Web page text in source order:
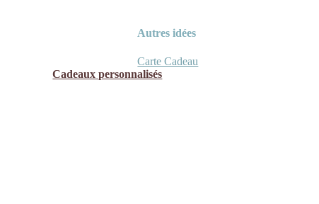
Autres idées
Carte Cadeau
Cadeaux personnalisés